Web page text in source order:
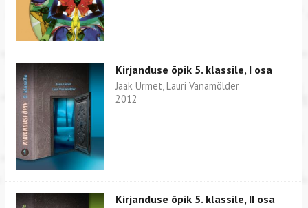
Kirjanduse õpik 5. klassile, I osa
Jaak Urmet, Lauri Vanamölder
2012
Kirjanduse õpik 5. klassile, II osa